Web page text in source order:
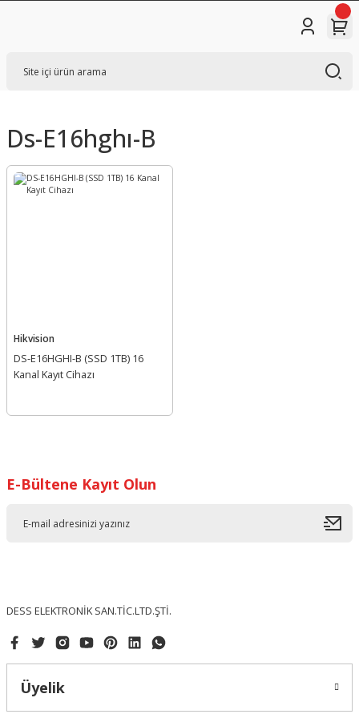
Ds-E16hghı-B
Hikvision
DS-E16HGHI-B (SSD 1TB) 16
Kanal Kayıt Cihazı
E-Bültene Kayıt Olun
DESS ELEKTRONİK SAN.TİC.LTD.ŞTİ.
Üyelik